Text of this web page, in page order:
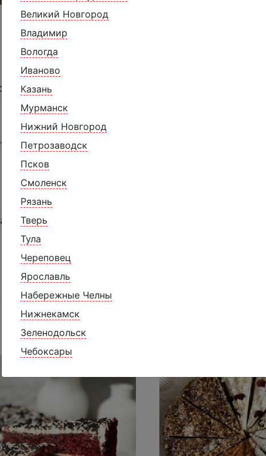
Великий Новгород
Владимир
Вологда
Иваново
Казань
Мурманск
Нижний Новгород
Петрозаводск
Псков
Смоленск
Рязань
Тверь
Тула
Череповец
Ярославль
Набережные Челны
Нижнекамск
Зеленодольск
Чебоксары
брусникой,
изготовления при температуре минус 18°С.
при температуре +2°С/+5°С в течение
100 г:
Похожие товары